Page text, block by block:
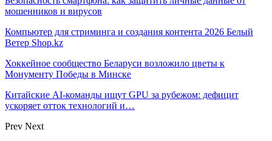
мошенников и вирусов
Компьютер для стриминга и создания контента 2026 Белый
Ветер Shop.kz
Хоккейное сообщество Беларуси возложило цветы к
Монументу Победы в Минске
Китайские AI-команды ищут GPU за рубежом: дефицит
ускоряет отток технологий и…
Prev Next